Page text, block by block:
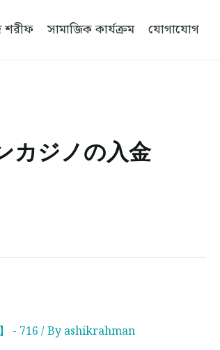
শরীফ সামাজিক কার্যক্রম যোগাযোগ
カジノの入金
- 716/ By ashikrahman